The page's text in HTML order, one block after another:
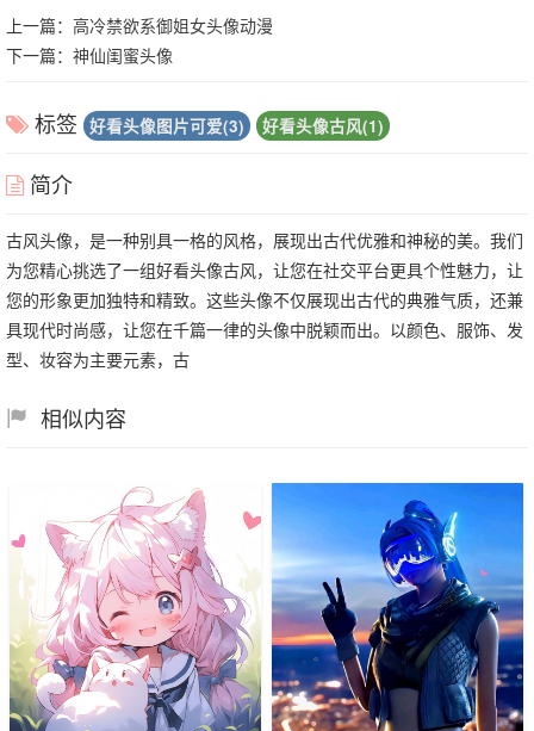
上一篇： 高冷禁欲系御姐女头像动漫
下一篇： 神仙闺蜜头像
标签 好看头像图片可爱(3) 好看头像古风(1)
简介
古风头像，是一种别具一格的风格，展现出古代优雅和神秘的美。我们
为您精心挑选了一组好看头像古风，让您在社交平台更具个性魅力，让
您的形象更加独特和精致。这些头像不仅展现出古代的典雅气质，还兼
具现代时尚感，让您在千篇一律的头像中脱颖而出。以颜色、服饰、发
型、妆容为主要元素，古
相似内容